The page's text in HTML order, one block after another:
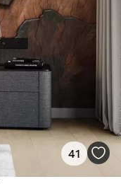
41